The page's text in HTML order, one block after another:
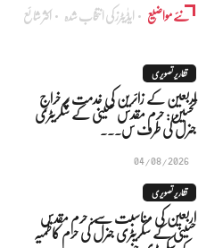
نئے مواضیع ایڈٰیٹرز کی انتخاب شدہ اکثر شائع
تقاریر تصویری
اربعین کے زائرین کی خدمت پر خراجِ
تحسین: حرم مقدس حسینی کے سکریٹری
جنرل کی طرف س...
04/08/2026
تقاریر تصویری
اربعین کی مناسبت سے: حرم مقدس
حسینی کے سکریٹری جنرل کی حرم کاظمیہ